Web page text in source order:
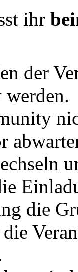
ihr
der
die